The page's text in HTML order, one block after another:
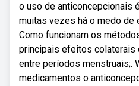
o uso de anticoncepcionais
muitas vezes há o medo de
Como funcionam os
principais efeitos colaterais
entre períodos menstruais;.
medicamentos o